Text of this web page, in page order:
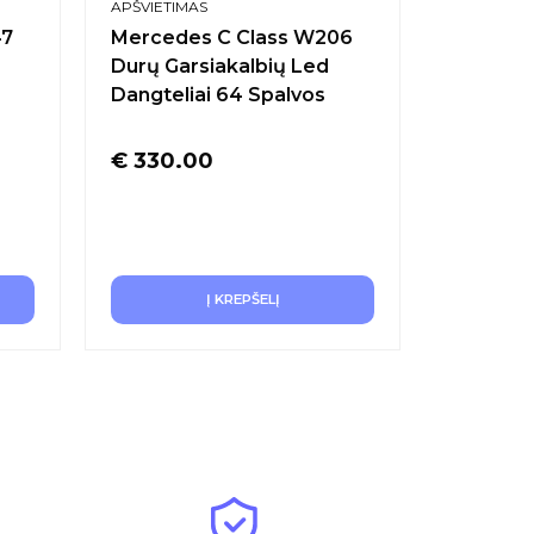
APŠVIETIMAS
Mercedes C Class W206
Durų Garsiakalbių Led
Dangteliai 64 Spalvos
€ 330.00
Į KREPŠELĮ